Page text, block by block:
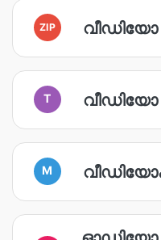
ZIP
T വീഡിയോ
M